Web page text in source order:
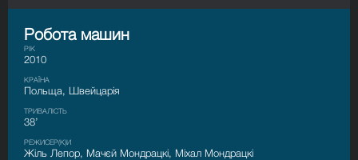
Робота машин
РІК
2010
КРАЇНА
Польща, Швейцарія
ТРИВАЛІСТЬ
38’
РЕЖИСЕР(К)И
Жіль Лепор, Мачєй Мондрацкі, Міхал Мондрацкі